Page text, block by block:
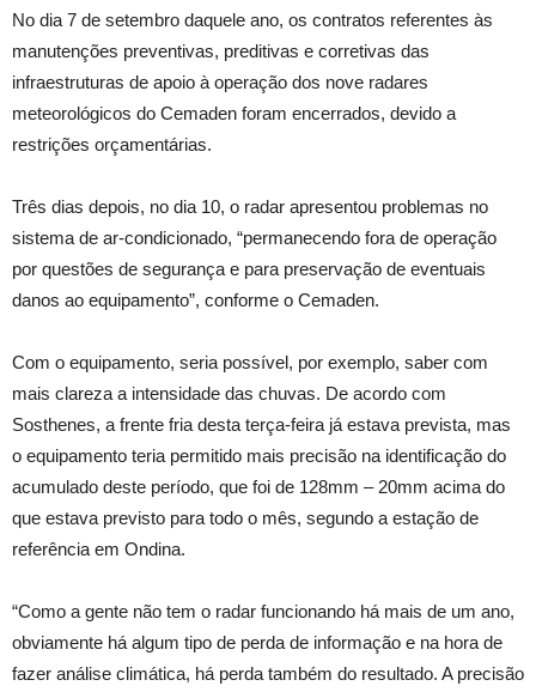
No dia 7 de setembro daquele ano, os contratos referentes às
manutenções preventivas, preditivas e corretivas das
infraestruturas de apoio à operação dos nove radares
meteorológicos do Cemaden foram encerrados, devido a
restrições orçamentárias.
Três dias depois, no dia 10, o radar apresentou problemas no
sistema de ar-condicionado, “permanecendo fora de operação
por questões de segurança e para preservação de eventuais
danos ao equipamento”, conforme o Cemaden.
Com o equipamento, seria possível, por exemplo, saber com
mais clareza a intensidade das chuvas. De acordo com
Sosthenes, a frente fria desta terça-feira já estava prevista, mas
o equipamento teria permitido mais precisão na identificação do
acumulado deste período, que foi de 128mm – 20mm acima do
que estava previsto para todo o mês, segundo a estação de
referência em Ondina.
“Como a gente não tem o radar funcionando há mais de um ano,
obviamente há algum tipo de perda de informação e na hora de
fazer análise climática, há perda também do resultado. A precisão